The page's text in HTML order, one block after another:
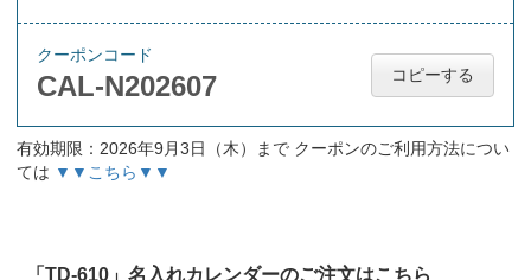
クーポンコード
CAL-N202607 コピーする
有効期限：2026年9月3日（木）まで クーポンのご利用方法につい
ては ▼▼こちら▼▼
「TD-610」名入れカレンダーのご注文はこちら